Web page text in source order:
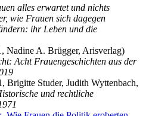
alles erwartet und nichts
wie Frauen sich dagegen
ihr Leben und die
Nadine A. Brügger, Arisverlag)
Acht Frauengeschichten aus der
Brigitte Studer, Judith Wyttenbach,
und rechtliche